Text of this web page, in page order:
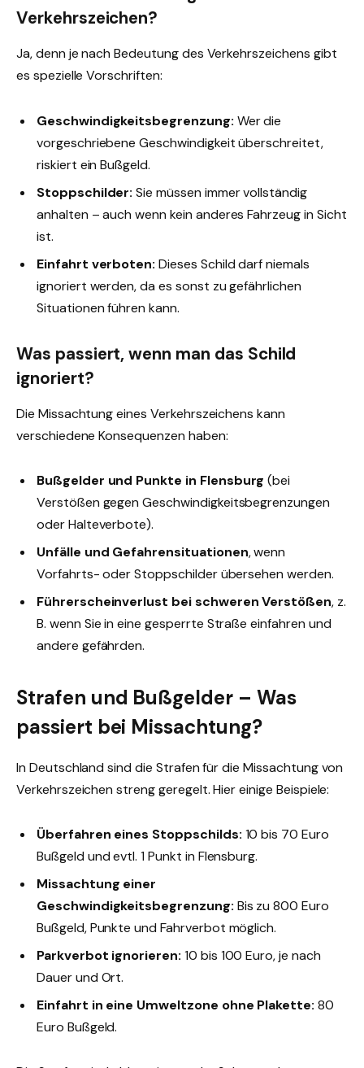
Verkehrszeichen?
Ja, denn je nach Bedeutung des Verkehrszeichens gibt
es spezielle Vorschriften:
Geschwindigkeitsbegrenzung: Wer die
vorgeschriebene Geschwindigkeit überschreitet,
riskiert ein Bußgeld.
Stoppschilder: Sie müssen immer vollständig
anhalten – auch wenn kein anderes Fahrzeug in Sicht
ist.
Einfahrt verboten: Dieses Schild darf niemals
ignoriert werden, da es sonst zu gefährlichen
Situationen führen kann.
Was passiert, wenn man das Schild
ignoriert?
Die Missachtung eines Verkehrszeichens kann
verschiedene Konsequenzen haben:
Bußgelder und Punkte in Flensburg (bei
Verstößen gegen Geschwindigkeitsbegrenzungen
oder Halteverbote).
Unfälle und Gefahrensituationen, wenn
Vorfahrts- oder Stoppschilder übersehen werden.
Führerscheinverlust bei schweren Verstößen, z.
B. wenn Sie in eine gesperrte Straße einfahren und
andere gefährden.
Strafen und Bußgelder – Was
passiert bei Missachtung?
In Deutschland sind die Strafen für die Missachtung von
Verkehrszeichen streng geregelt. Hier einige Beispiele:
Überfahren eines Stoppschilds: 10 bis 70 Euro
Bußgeld und evtl. 1 Punkt in Flensburg.
Missachtung einer
Geschwindigkeitsbegrenzung: Bis zu 800 Euro
Bußgeld, Punkte und Fahrverbot möglich.
Parkverbot ignorieren: 10 bis 100 Euro, je nach
Dauer und Ort.
Einfahrt in eine Umweltzone ohne Plakette: 80
Euro Bußgeld.